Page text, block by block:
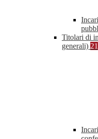
Titolari di
generali) 21